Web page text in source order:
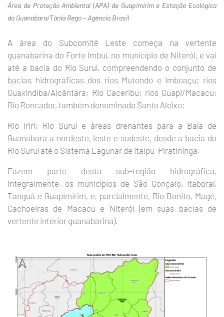
Área de Proteção Ambiental (APA) de Guapimirim e Estação Ecológica
da Guanabara/Tânia Rego – Agência Brasil
A área do Subcomitê Leste começa na vertente
guanabarina do Forte Imbuí, no município de Niterói, e vai
até a bacia do Rio Suruí, compreendendo o conjunto de
bacias hidrográficas dos rios Mutondo e Imboaçu; rios
Guaxindiba/Alcântara; Rio Caceribu; rios Guapi/Macacu;
Rio Roncador, também denominado Santo Aleixo;
Rio Iriri; Rio Suruí e áreas drenantes para a Baía de
Guanabara a nordeste, leste e sudeste, desde a bacia do
Rio Suruí até o Sistema Lagunar de Itaipu-Piratininga.
Fazem parte desta sub-região hidrográfica,
integralmente, os municípios de São Gonçalo, Itaboraí,
Tanguá e Guapimirim, e, parcialmente, Rio Bonito, Magé,
Cachoeiras de Macacu e Niterói (em suas bacias de
vertente interior guanabarina).